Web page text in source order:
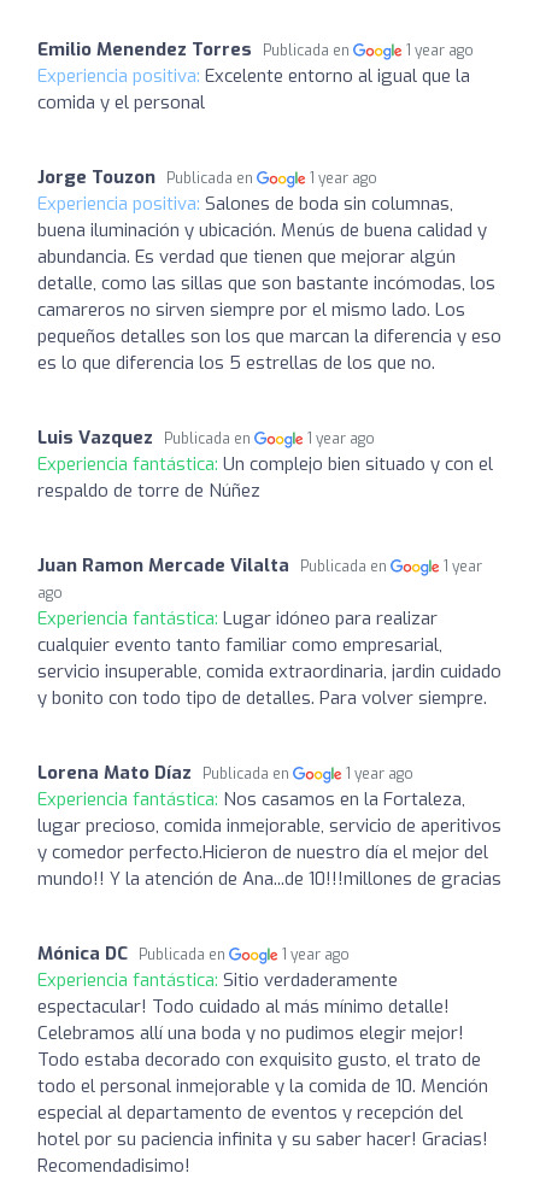
Emilio Menendez Torres Publicada en 1 year ago
Experiencia positiva: Excelente entorno al igual que la
comida y el personal
Jorge Touzon Publicada en 1 year ago
Experiencia positiva: Salones de boda sin columnas,
buena iluminación y ubicación. Menús de buena calidad y
abundancia. Es verdad que tienen que mejorar algún
detalle, como las sillas que son bastante incómodas, los
camareros no sirven siempre por el mismo lado. Los
pequeños detalles son los que marcan la diferencia y eso
es lo que diferencia los 5 estrellas de los que no.
Luis Vazquez Publicada en 1 year ago
Experiencia fantástica: Un complejo bien situado y con el
respaldo de torre de Núñez
Juan Ramon Mercade Vilalta Publicada en
1 year
ago
Experiencia fantástica: Lugar idóneo para realizar
cualquier evento tanto familiar como empresarial,
servicio insuperable, comida extraordinaria, jardin cuidado
y bonito con todo tipo de detalles. Para volver siempre.
Lorena Mato Díaz Publicada en 1 year ago
Experiencia fantástica: Nos casamos en la Fortaleza,
lugar precioso, comida inmejorable, servicio de aperitivos
y comedor perfecto.Hicieron de nuestro día el mejor del
mundo!! Y la atención de Ana...de 10!!!millones de gracias
Mónica DC Publicada en 1 year ago
Experiencia fantástica: Sitio verdaderamente
espectacular! Todo cuidado al más mínimo detalle!
Celebramos allí una boda y no pudimos elegir mejor!
Todo estaba decorado con exquisito gusto, el trato de
todo el personal inmejorable y la comida de 10. Mención
especial al departamento de eventos y recepción del
hotel por su paciencia infinita y su saber hacer! Gracias!
Recomendadisimo!